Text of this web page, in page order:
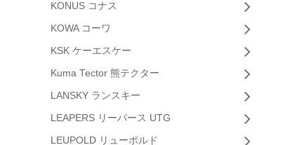
KONUS コナス
KOWA コーワ
KSK ケーエスケー
Kuma Tector 熊テクター
LANSKY ランスキー
LEAPERS リーパース UTG
LEUPOLD リューポルド